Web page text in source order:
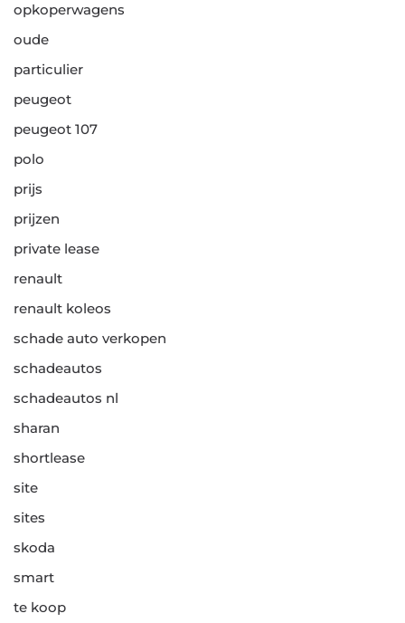
opkoperwagens
oude
particulier
peugeot
peugeot 107
polo
prijs
prijzen
private lease
renault
renault koleos
schade auto verkopen
schadeautos
schadeautos nl
sharan
shortlease
site
sites
skoda
smart
te koop